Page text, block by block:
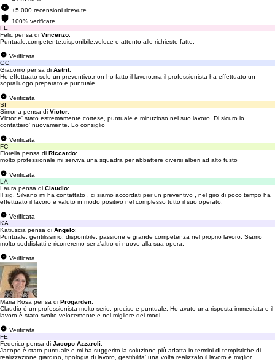
+5.000 recensioni ricevute
100% verificate
FE
Felic pensa di Vincenzo:
Puntuale,competente,disponibile,veloce e attento alle richieste fatte.
Verificata
GC
Giacomo pensa di Astrit:
Ho effettuato solo un preventivo,non ho fatto il lavoro,ma il professionista ha effettuato un
sopralluogo,preparato e puntuale.
Verificata
SI
Simona pensa di Víctor:
Victor e' stato estremamente cortese, puntuale e minuzioso nel suo lavoro. Di sicuro lo
contattero' nuovamente. Lo consiglio
Verificata
FC
Fiorella pensa di Riccardo:
molto professionale mi serviva una squadra per abbattere diversi alberi ad alto fusto
Verificata
LA
Laura pensa di Claudio:
Il sig. Silvano mi ha contattato , ci siamo accordati per un preventivo , nel giro di poco tempo ha
effettuato il lavoro e valuto in modo positivo nel complesso tutto il suo operato.
Verificata
KA
Katiuscia pensa di Angelo:
Puntuale, gentilissimo, disponibile, passione e grande competenza nel proprio lavoro. Siamo
molto soddisfatti e ricorreremo senz'altro di nuovo alla sua opera.
Verificata
Maria Rosa pensa di Progarden:
Claudio è un professionista molto serio, preciso e puntuale. Ho avuto una risposta immediata e il
lavoro è stato svolto velocemente e nel migliore dei modi.
Verificata
FE
Federico pensa di Jacopo Azzaroli:
Jacopo è stato puntuale e mi ha suggerito la soluzione più adatta in termini di tempistiche di
realizzazione giardino, tipologia di lavoro, gestibilita' una volta realizzato il lavoro è miglior...